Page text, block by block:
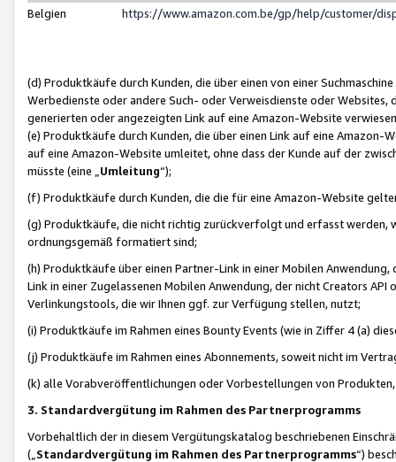
Belgien
https://www.amazon.com.be/gp/help/customer/
(d) Produktkäufe durch Kunden, die über einen von einer
Werbedienste oder andere Such- oder Verweisdienste oder Websites,
generierten oder angezeigten Link auf eine Amazon-Website
(e) Produktkäufe durch Kunden, die über einen Link auf eine
auf eine Amazon-Website umleitet, ohne dass der Kunde auf der
müsste (eine „ Umleitung“);
(f) Produktkäufe durch Kunden, die die für eine Amazon-Website
(g) Produktkäufe, die nicht richtig zurückverfolgt und erfasst werden,
ordnungsgemäß formatiert sind;
(h) Produktkäufe über einen Partner-Link in einer Mobilen
Link in einer Zugelassenen Mobilen Anwendung, der nicht Creators
Verlinkungstools, die wir Ihnen ggf. zur Verfügung stellen, nutzt;
(i) Produktkäufe im Rahmen eines Bounty Events (wie in Ziffer 4 (a)
(j) Produktkäufe im Rahmen eines Abonnements, soweit nicht im
(k) alle Vorabveröffentlichungen oder Vorbestellungen von
3. Standardvergütung im Rahmen des Partnerprogramms
Vorbehaltlich der in diesem Vergütungskatalog beschriebenen
(„ Standardvergütung im Rahmen des Partnerprogramms“)